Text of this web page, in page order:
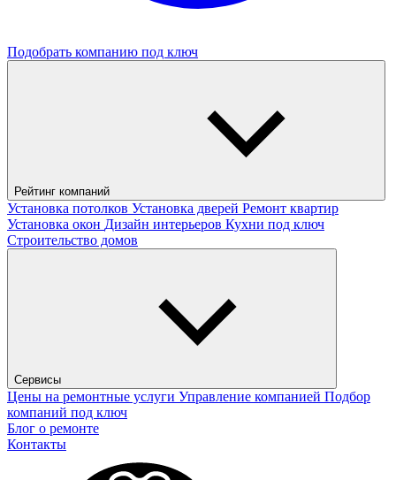
Подобрать компанию под ключ
Рейтинг компаний
Установка потолков Установка дверей Ремонт квартир
Установка окон Дизайн интерьеров Кухни под ключ
Строительство домов
Сервисы
Цены на ремонтные услуги Управление компанией Подбор
компаний под ключ
Блог о ремонте
Контакты